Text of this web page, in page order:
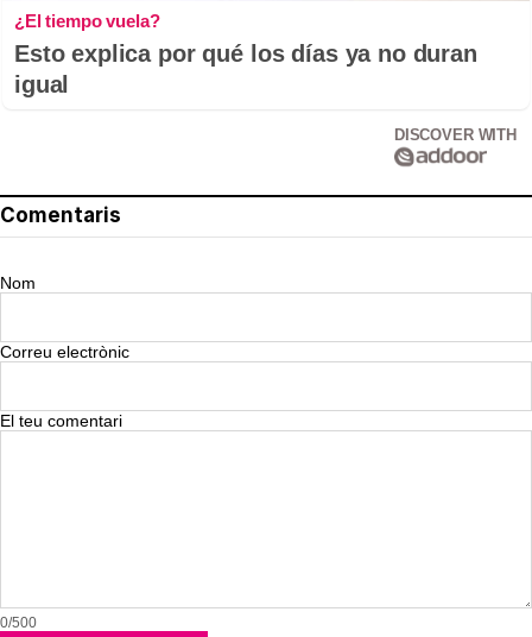
¿El tiempo vuela?
Esto explica por qué los días ya no duran
igual
DISCOVER WITH
Comentaris
Nom
Correu electrònic
El teu comentari
0/500